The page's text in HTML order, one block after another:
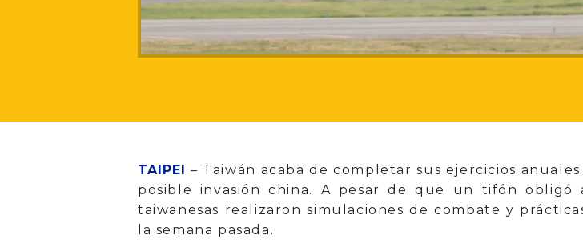
TAIPEI – Taiwán acaba de completar sus ejercicios
posible invasión china. A pesar de que un tifón obligó
taiwanesas realizaron simulaciones de combate y
la semana pasada.